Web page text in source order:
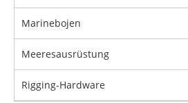
Marinebojen
Meeresausrüstung
Rigging-Hardware